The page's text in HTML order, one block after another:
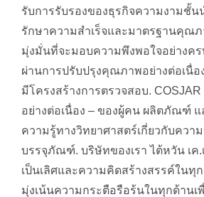
รับการรับรองของธุรกิจความงามชั้น
รักษาความสำเร็จและมาตรฐานคุณภ
มุ่งมั่นที่จะมอบความพึงพอใจอย่างค
ผ่านการปรับปรุงคุณภาพอย่างต่อเนื่อ
มีโครงสร้างการตรวจสอบ.
อย่างต่อเนื่อง – ของผู้คน ผลิตภัณฑ์ แ
ความรู้ทางวิทยาศาสตร์เกี่ยวกับควา
บรรจุภัณฑ์. บริษัทของเรา ไต้หวัน เค
เป็นเลิศและความคิดสร้างสรรค์ในทุ
มุ่งเน้นความกระตือรือร้นในทุกด้านเ